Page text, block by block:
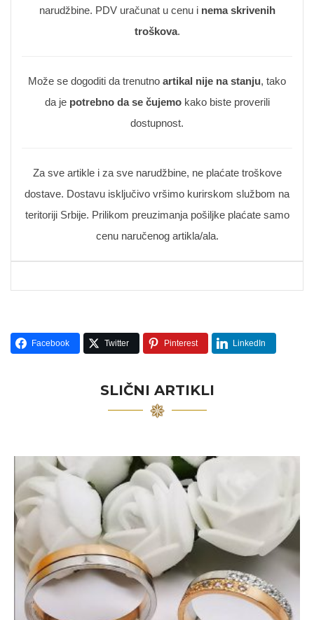
narudžbine. PDV uračunat u cenu i nema skrivenih
troškova.
Može se dogoditi da trenutno artikal nije na stanju, tako
da je potrebno da se čujemokako biste proverili
dostupnost.
Za sve artikle i za sve narudžbine, ne plaćate troškove
dostave. Dostavu isključivo vršimo kurirskom službom na
teritoriji Srbije. Prilikom preuzimanja pošiljke plaćate samo
cenu naručenog artikla/ala.
Facebook Twitter Pinterest LinkedIn
SLIČNI ARTIKLI